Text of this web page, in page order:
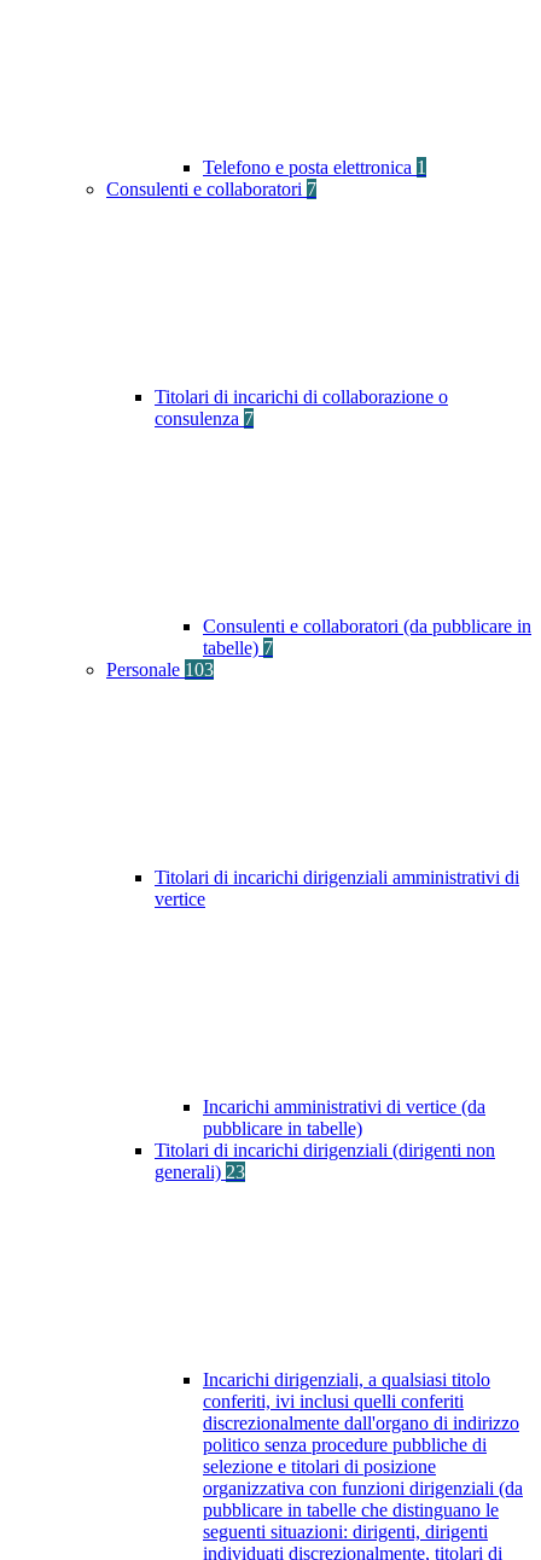
Telefono e posta elettronica 1
Consulenti e collaboratori 7
Titolari di incarichi di collaborazione o
consulenza 7
Consulenti e collaboratori (da pubblicare in
tabelle) 7
Personale 103
Titolari di incarichi dirigenziali amministrativi di
vertice
Incarichi amministrativi di vertice (da
pubblicare in tabelle)
Titolari di incarichi dirigenziali (dirigenti non
generali) 23
Incarichi dirigenziali, a qualsiasi titolo
conferiti, ivi inclusi quelli conferiti
discrezionalmente dall'organo di indirizzo
politico senza procedure pubbliche di
selezione e titolari di posizione
organizzativa con funzioni dirigenziali (da
pubblicare in tabelle che distinguano le
seguenti situazioni: dirigenti, dirigenti
individuati discrezionalmente, titolari di